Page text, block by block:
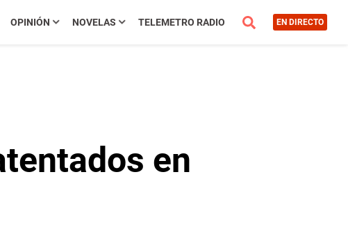
OPINIÓN NOVELAS TELEMETRO RADIO EN DIRECTO
en